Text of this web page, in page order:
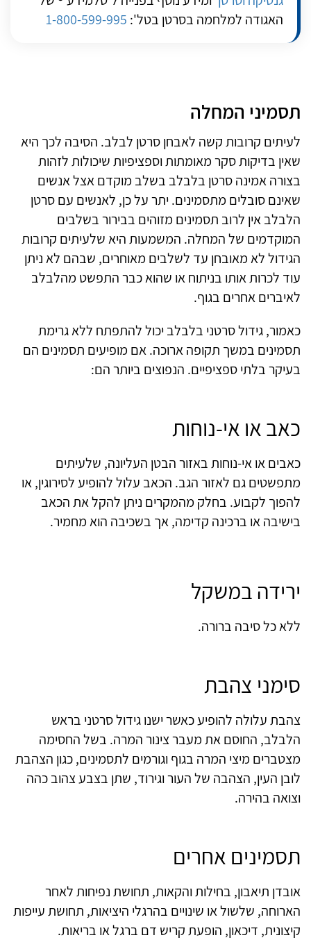
האגודה למלחמה בסרטן בטל': 1-800-599-995
תסמיני המחלה
לעיתים קרובות קשה לאבחן סרטן לבלב. הסיבה לכך היא
שאין בדיקות סקר מאומתות וספציפיות שיכולות לזהות
בצורה אמינה סרטן בלבלב בשלב מוקדם אצל אנשים
שאינם סובלים מתסמינים. יתר על כן, לאנשים עם סרטן
הלבלב אין לרוב תסמינים מזוהים בבירור בשלבים
המוקדמים של המחלה. המשמעות היא שלעיתים קרובות
הגידול לא מאובחן עד לשלבים מאוחרים, שבהם לא ניתן
עוד לכרות אותו בניתוח או שהוא כבר התפשט מהלבלב
לאיברים אחרים בגוף.
כאמור, גידול סרטני בלבלב יכול להתפתח ללא גרימת
תסמינים במשך תקופה ארוכה. אם מופיעים תסמינים הם
בעיקר בלתי ספציפיים. הנפוצים ביותר הם:
כאב או אי-נוחות
כאבים או אי-נוחות באזור הבטן העליונה, שלעיתים
מתפשטים גם לאזור הגב. הכאב עלול להופיע לסירוגין, או
להפוך לקבוע. בחלק מהמקרים ניתן להקל את הכאב
בישיבה או ברכינה קדימה, אך בשכיבה הוא מחמיר.
ירידה במשקל
ללא כל סיבה ברורה.
סימני צהבת
צהבת עלולה להופיע כאשר ישנו גידול סרטני בראש
הלבלב, החוסם את מעבר צינור המרה. בשל החסימה
מצטברים מיצי המרה בגוף וגורמים לתסמינים, כגון הצהבת
לובן העין, הצהבה של העור וגירוד, שתן בצבע צהוב כהה
וצואה בהירה.
תסמינים אחרים
אובדן תיאבון, בחילות והקאות, תחושת נפיחות לאחר
הארוחה, שלשול או שינויים בהרגלי היציאות, תחושת עייפות
קיצונית, דיכאון, הופעת קריש דם ברגל או בריאות.